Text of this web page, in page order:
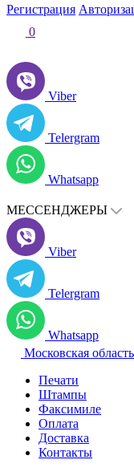
Регистрация
0
Viber
Telergram
Whatsapp
МЕССЕНДЖЕРЫ
Viber
Telergram
Whatsapp
Московская
Печати
Штампы
Факсимиле
Оплата
Доставка
Контакты